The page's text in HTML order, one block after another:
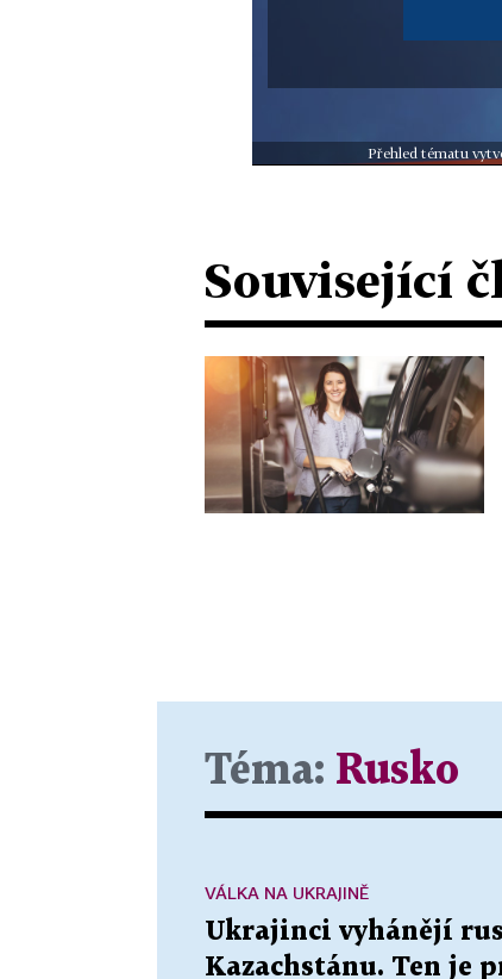
Přehled tématu
Související
Téma: Rusko
Ukrajinci vyhánějí
Kazachstánu. Ten je
VÁLKA NA UKRAJINĚ